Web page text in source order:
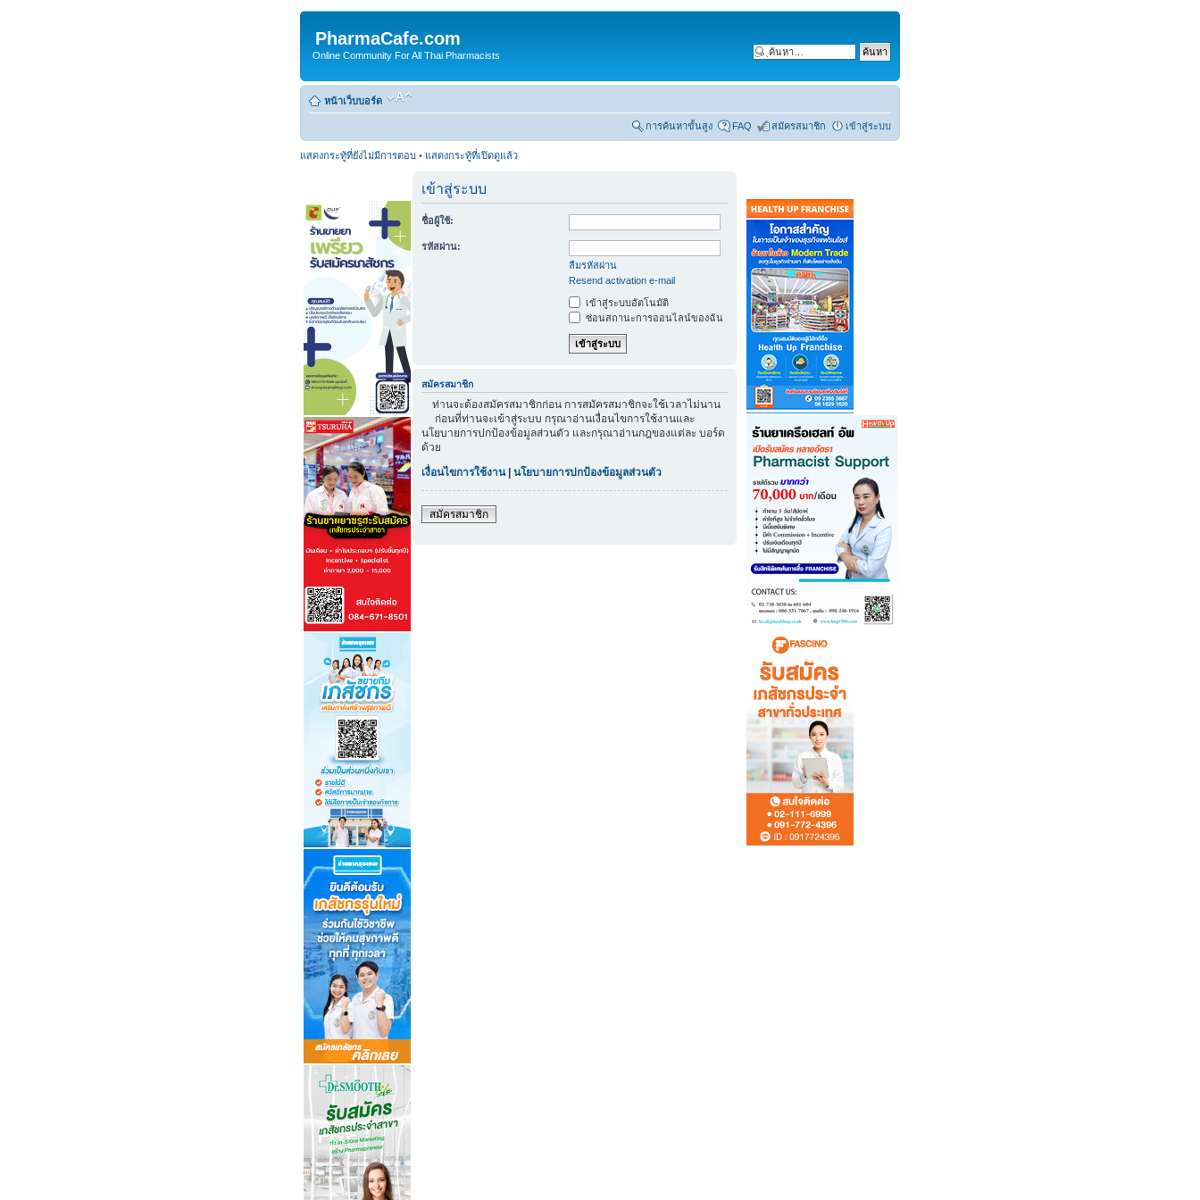
PharmaCafe.com
Online Community For All Thai Pharmacists
หน้าเว็บบอร์ด
การค้นหาขั้นสูง FAQ สมัครสมาชิก เข้าสู่ระบบ
แสดงกระทู้ที่ยังไม่มีการตอบ • แสดงกระทู้ที่เปิดดูแล้ว
เข้าสู่ระบบ
ชื่อผู้ใช้:
รหัสผ่าน:
ลืมรหัสผ่าน
Resend activation e-mail
เข้าสู่ระบบอัตโนมัติ
ซ่อนสถานะการออนไลน์ของฉัน
สมัครสมาชิก
ท่านจะต้องสมัครสมาชิกก่อน การสมัครสมาชิกจะใช้เวลาไม่นาน
ก่อนที่ท่านจะเข้าสู่ระบบ กรุณาอ่านเงื่อนไขการใช้งานและ
นโยบายการปกป้องข้อมูลส่วนตัว และกรุณาอ่านกฎของแต่ละ บอร์ด
ด้วย
เงื่อนไขการใช้งาน| นโยบายการปกป้องข้อมูลส่วนตัว
สมัครสมาชิก